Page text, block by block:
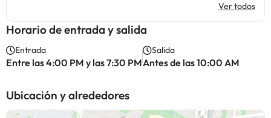
Ver todos
Horario de entrada y salida
Entrada
Entre las 4:00 PM y las 7:30 PM
Salida
Antes de las 10:00 AM
Ubicación y alrededores